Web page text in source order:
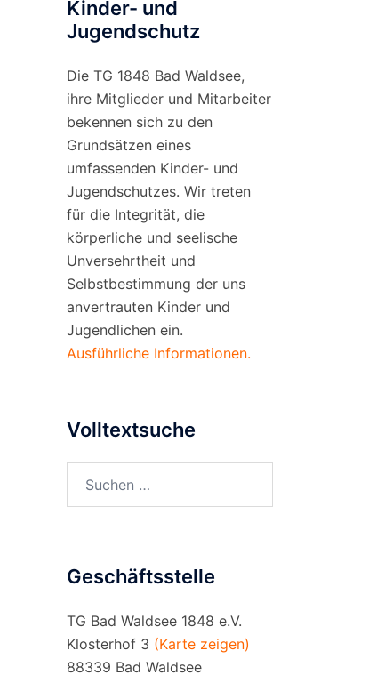
Kinder- und
Jugendschutz
Die TG 1848 Bad Waldsee,
ihre Mitglieder und Mitarbeiter
bekennen sich zu den
Grundsätzen eines
umfassenden Kinder- und
Jugendschutzes. Wir treten
für die Integrität, die
körperliche und seelische
Unversehrtheit und
Selbstbestimmung der uns
anvertrauten Kinder und
Jugendlichen ein.
Ausführliche Informationen.
Volltextsuche
nach:
Geschäftsstelle
TG Bad Waldsee 1848 e.V.
Klosterhof 3 (Karte zeigen)
88339 Bad Waldsee